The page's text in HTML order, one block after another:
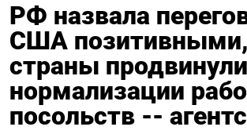
РФ назвала
США позитивными,
страны
нормализации
посольств --